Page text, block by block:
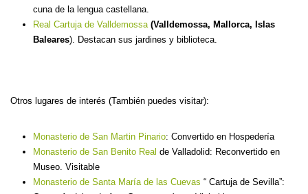
cuna de la lengua castellana.
Real Cartuja de Valldemossa(Valldemossa, Mallorca, Islas
Baleares). Destacan sus jardines y biblioteca.
Otros lugares de interés (También puedes visitar):
Monasterio de San Martin Pinario: Convertido en Hospedería
Monasterio de San Benito Real de Valladolid: Reconvertido en
Museo. Visitable
Monasterio de Santa María de las Cuevas “ Cartuja de Sevilla”: